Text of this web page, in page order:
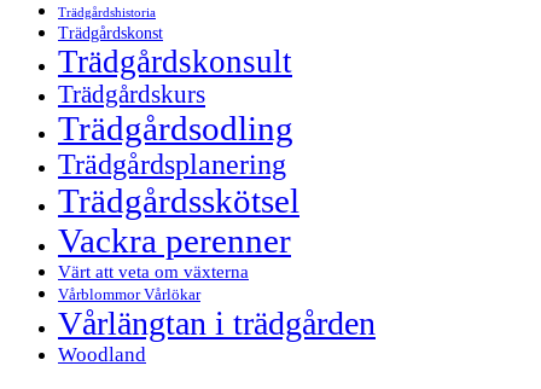
Trädgårdshistoria
Trädgårdskonst
Trädgårdskonsult
Trädgårdskurs
Trädgårdsodling
Trädgårdsplanering
Trädgårdsskötsel
Vackra perenner
Värt att veta om växterna
Vårblommor Vårlökar
Vårlängtan i trädgården
Woodland